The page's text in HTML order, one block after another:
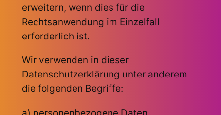
erweitern, wenn dies für die
Rechtsanwendung im Einzelfall
erforderlich ist.
Wir verwenden in dieser
Datenschutzerklärung unter anderem
die folgenden Begriffe:
a) personenbezogene Daten